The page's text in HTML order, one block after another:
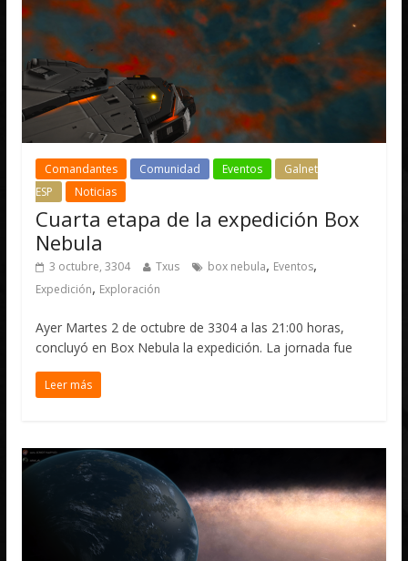
Comandantes Comunidad Eventos
Galnet
ESP
Noticias
Cuarta etapa de la expedición Box
Nebula
3 octubre, 3304 Txus box nebula, Eventos,
Expedición, Exploración
Ayer Martes 2 de octubre de 3304 a las 21:00 horas,
concluyó en Box Nebula la expedición. La jornada fue
Leer más